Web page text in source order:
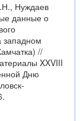
Нуждаев
данные о
западном
//
XXVIII
Дню